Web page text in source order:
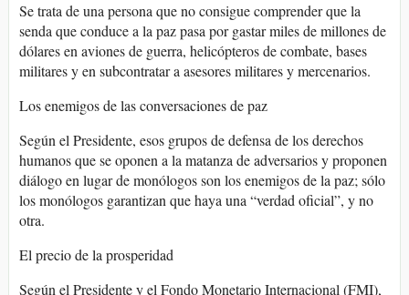
Se trata de una persona que no consigue comprender que la
senda que conduce a la paz pasa por gastar miles de millones de
dólares en aviones de guerra, helicópteros de combate, bases
militares y en subcontratar a asesores militares y mercenarios.
Los enemigos de las conversaciones de paz
Según el Presidente, esos grupos de defensa de los derechos
humanos que se oponen a la matanza de adversarios y proponen
diálogo en lugar de monólogos son los enemigos de la paz; sólo
los monólogos garantizan que haya una “verdad oficial”, y no
otra.
El precio de la prosperidad
Según el Presidente y el Fondo Monetario Internacional (FMI),